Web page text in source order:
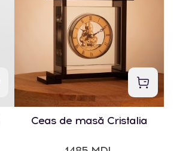
Ceas de masă Cristalia